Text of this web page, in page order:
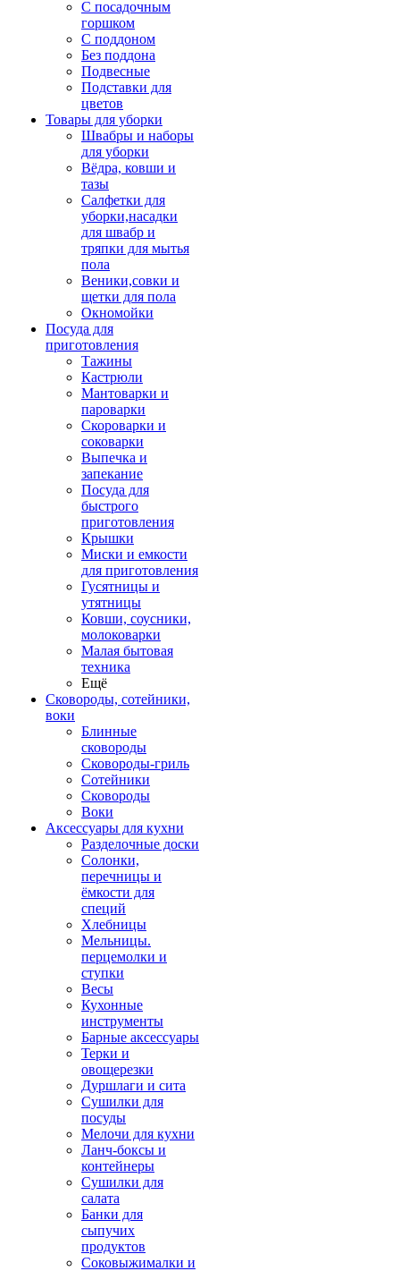
С посадочным
горшком
С поддоном
Без поддона
Подвесные
Подставки для
цветов
Товары для уборки
Швабры и наборы
для уборки
Вёдра, ковши и
тазы
Салфетки для
уборки,насадки
для швабр и
тряпки для мытья
пола
Веники,совки и
щетки для пола
Окномойки
Посуда для
приготовления
Тажины
Кастрюли
Мантоварки и
пароварки
Скороварки и
соковарки
Выпечка и
запекание
Посуда для
быстрого
приготовления
Крышки
Миски и емкости
для приготовления
Гусятницы и
утятницы
Ковши, соусники,
молоковарки
Малая бытовая
техника
Ещё
Сковороды, сотейники,
воки
Блинные
сковороды
Сковороды-гриль
Сотейники
Сковороды
Воки
Аксессуары для кухни
Разделочные доски
Солонки,
перечницы и
ёмкости для
специй
Хлебницы
Мельницы.
перцемолки и
ступки
Весы
Кухонные
инструменты
Барные аксессуары
Терки и
овощерезки
Дуршлаги и сита
Сушилки для
посуды
Мелочи для кухни
Ланч-боксы и
контейнеры
Сушилки для
салата
Банки для
сыпучих
продуктов
Соковыжималки и